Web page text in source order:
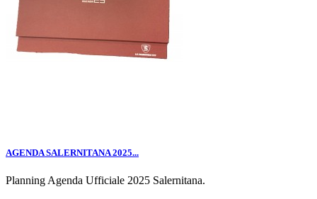
AGENDA SALERNITANA 2025...
Planning Agenda Ufficiale 2025 Salernitana.